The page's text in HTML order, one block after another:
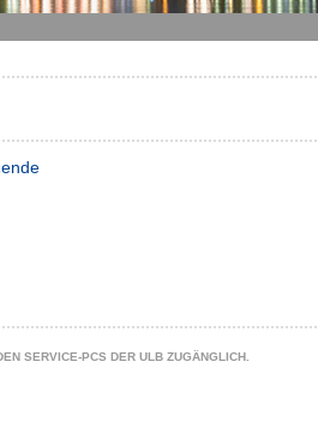
SERVICE-PCS DER ULB ZUGÄNGLICH.